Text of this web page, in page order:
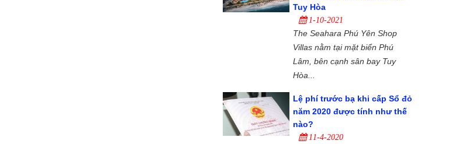
Tuy Hòa
1-10-2021
The Seahara Phú Yên Shop
Villas nằm tại mặt biển Phú
Lâm, bên cạnh sân bay Tuy
Hòa...
Lệ phí trước bạ khi cấp Sổ đỏ
năm 2020 được tính như thế
nào?
11-4-2020